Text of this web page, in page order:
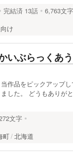
完結済 13話
6,763文字
け
いぶらっくあう
作品をピックアップ
した。 どうもありが
文字
町 北海道